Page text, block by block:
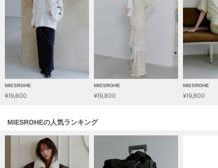
FRAY I.D
フレイアイディー
FURFUR
ファーファー
ジェラート ピケ
gelato pique Sleep
ジェラート ピケ スリープ
GRAMICCI
MIESROHE
¥19,800
MIESROHE
¥19,800
MIESROHE
¥19,800
MIESROHEの人気ランキング